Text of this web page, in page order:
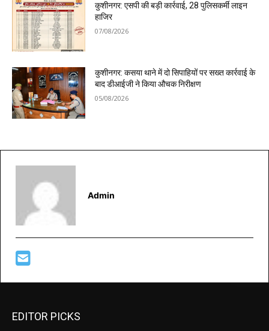
कुशीनगर: एसपी की बड़ी कार्रवाई, 28 पुलिसकर्मी लाइन
हाजिर
07/08/2026
कुशीनगर: कसया थाने में दो सिपाहियों पर सख्त कार्रवाई के
बाद डीआईजी ने किया औचक निरीक्षण
05/08/2026
Admin
EDITOR PICKS